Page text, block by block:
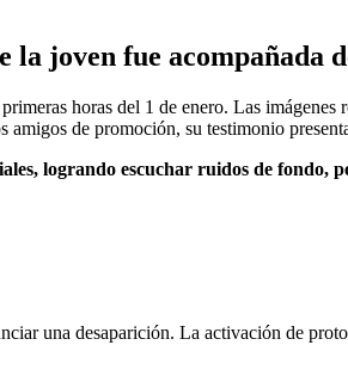
joven fue acompañada
horas del 1 de enero. Las
de promoción, su testimonio
logrando escuchar ruidos de
una desaparición. La activación de